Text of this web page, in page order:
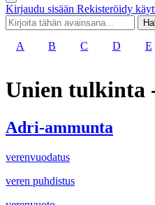
Kirjaudu sisään Rekisteröidy
A B C D E
Unien tulkinta
Adri-ammunta
verenvuodatus
veren puhdistus